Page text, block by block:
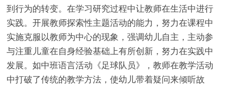
到行为的转变。在学习研究过程中让教师在生活中进行
实践。开展教师探索性主题活动的能力，努力在课程中
实施克服以教师为中心的现象，强调幼儿自主，主动参
与注重儿童在自身经验基础上有所创新，努力在实践中
发展。如中班语言活动《足球队员》，教师在教学活动
中打破了传统的教学方法，使幼儿带着疑问来倾听故